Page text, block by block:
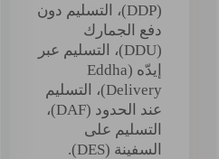
(DDP)، التسليم دون
دفع الجمارك
(DDU)، التسليم عبر
إيدّه (Eddha
Delivery)، التسليم
عند الحدود (DAF)،
التسليم على
السفينة (DES).